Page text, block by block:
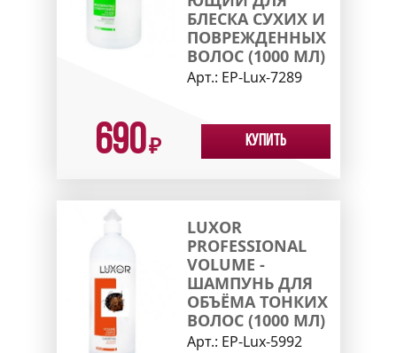
БЛЕСКА СУХИХ И
ПОВРЕЖДЕННЫХ
ВОЛОС (1000 МЛ)
Арт.: EP-Lux-7289
690₽ Купить
LUXOR
PROFESSIONAL
VOLUME -
ШАМПУНЬ ДЛЯ
ОБЪЁМА ТОНКИХ
ВОЛОС (1000 МЛ)
Арт.: EP-Lux-5992